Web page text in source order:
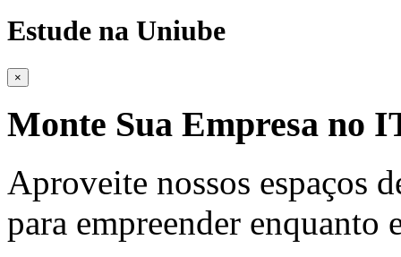
Estude na Uniube
×
Monte Sua Empresa no
Aproveite nossos espaços
para empreender enquanto